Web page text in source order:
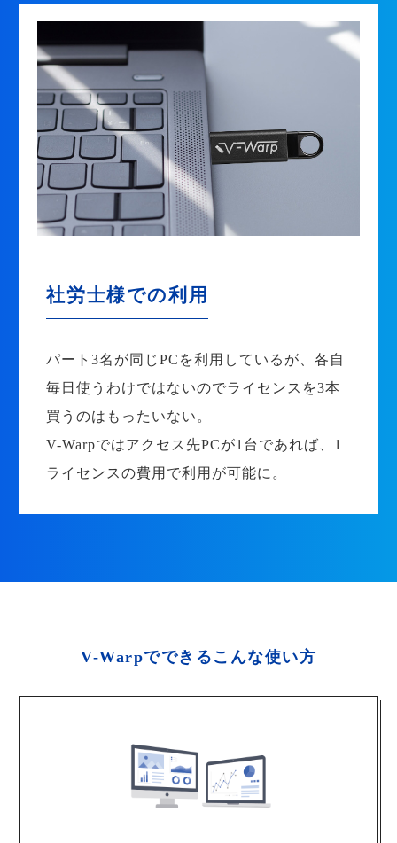
社労士様での利用
パート3名が同じPCを利用しているが、各自
毎日使うわけではないのでライセンスを3本
買うのはもったいない。
V-Warpではアクセス先PCが1台であれば、1
ライセンスの費用で利用が可能に。
V-Warpでできるこんな使い方